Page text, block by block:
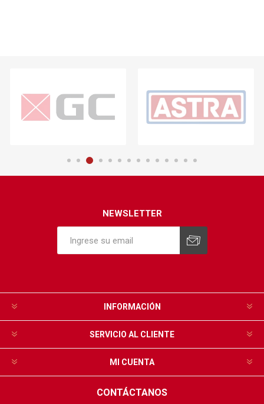
NEWSLETTER
INFORMACIÓN
SERVICIO AL CLIENTE
MI CUENTA
CONTÁCTANOS